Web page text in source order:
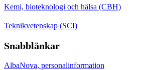
Kemi, bioteknologi och hälsa (CBH)
Teknikvetenskap (SCI)
Snabblänkar
AlbaNova, personalinformation